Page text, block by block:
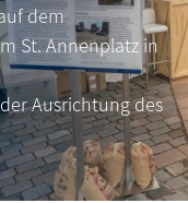
dem
St. Annenplatz in
Ausrichtung des